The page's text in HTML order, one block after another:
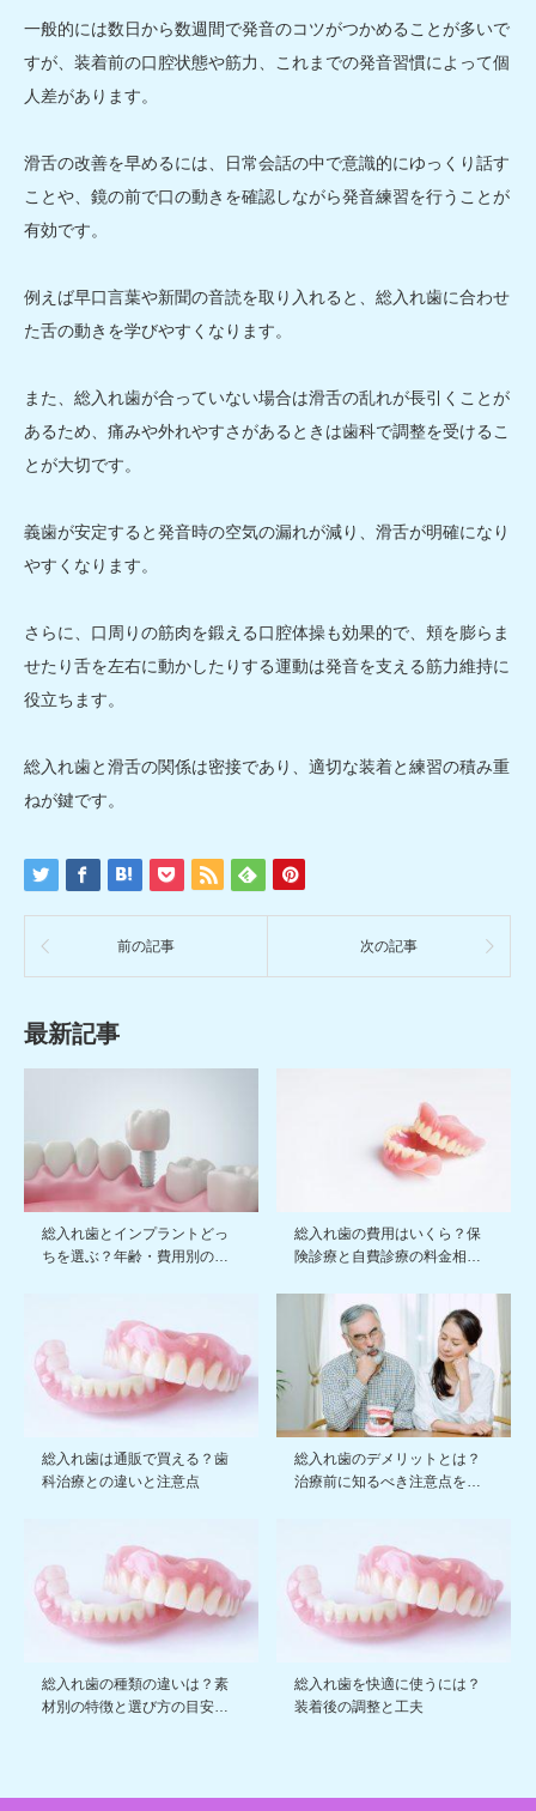
一般的には数日から数週間で発音のコツがつかめることが多いで
すが、装着前の口腔状態や筋力、これまでの発音習慣によって個
人差があります。
滑舌の改善を早めるには、日常会話の中で意識的にゆっくり話す
ことや、鏡の前で口の動きを確認しながら発音練習を行うことが
有効です。
例えば早口言葉や新聞の音読を取り入れると、総入れ歯に合わせ
た舌の動きを学びやすくなります。
また、総入れ歯が合っていない場合は滑舌の乱れが長引くことが
あるため、痛みや外れやすさがあるときは歯科で調整を受けるこ
とが大切です。
義歯が安定すると発音時の空気の漏れが減り、滑舌が明確になり
やすくなります。
さらに、口周りの筋肉を鍛える口腔体操も効果的で、頬を膨らま
せたり舌を左右に動かしたりする運動は発音を支える筋力維持に
役立ちます。
総入れ歯と滑舌の関係は密接であり、適切な装着と練習の積み重
ねが鍵です。
前の記事 次の記事
最新記事
総入れ歯とインプラントどっ
ちを選ぶ？年齢・費用別の…
総入れ歯の費用はいくら？保
険診療と自費診療の料金相…
総入れ歯は通販で買える？歯
科治療との違いと注意点
総入れ歯のデメリットとは？
治療前に知るべき注意点を…
総入れ歯の種類の違いは？素
材別の特徴と選び方の目安…
総入れ歯を快適に使うには？
装着後の調整と工夫